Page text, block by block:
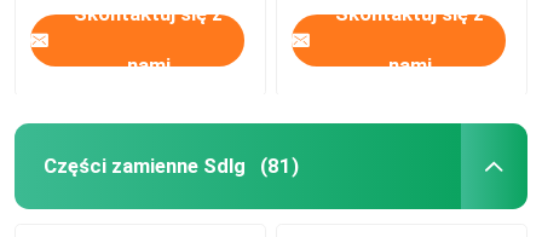
Skontaktuj się z
nami
Skontaktuj się z
nami
Części zamienne Sdlg (81)